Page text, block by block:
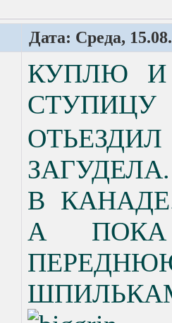
Дата: Среда,
КУПЛЮ
В
А